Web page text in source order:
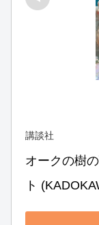
講談社
オークの樹
ト